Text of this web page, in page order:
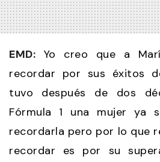
EMD: Yo creo que a
recordar por sus éxitos
tuvo después de dos
Fórmula 1 una mujer ya
recordarla pero por lo que
recordar es por su